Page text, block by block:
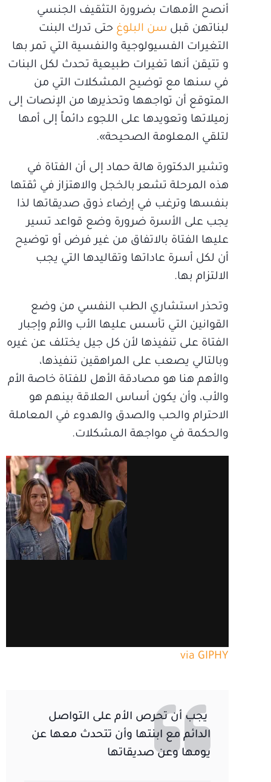
أنصح الأمهات بضرورة التثقيف الجنسي
لبناتهن قبل سن البلوغ حتى تدرك البنت
التغيرات الفسيولوجية والنفسية التي تمر بها
و تتيقن أنها تغيرات طبيعية تحدث لكل البنات
في سنها مع توضيح المشكلات التي من
المتوقع أن تواجهها وتحذيرها من الإنصات إلى
زميلاتها وتعويدها على اللجوء دائماً إلى أمها
لتلقي المعلومة الصحيحة».
وتشير الدكتورة هالة حماد إلى أن الفتاة في
هذه المرحلة تشعر بالخجل والاهتزاز في ثقتها
بنفسها وترغب في إرضاء ذوق صديقاتها لذا
يجب على الأسرة ضرورة وضع قواعد تسير
عليها الفتاة بالاتفاق من غير فرض أو توضيح
أن لكل أسرة عاداتها وتقاليدها التي يجب
الالتزام بها.
وتحذر استشاري الطب النفسي من وضع
القوانين التي تأسس عليها الأب والأم وإجبار
الفتاة على تنفيذها لأن كل جيل يختلف عن غيره
وبالتالي يصعب على المراهقين تنفيذها،
والأهم هنا هو مصادقة الأهل للفتاة خاصة الأم
والأب، وأن يكون أساس العلاقة بينهم هو
الاحترام والحب والصدق والهدوء في المعاملة
والحكمة في مواجهة المشكلات.
via GIPHY
يجب أن تحرص الأم على التواصل
الدائم مع ابنتها وأن تتحدث معها عن
يومها وعن صديقاتها